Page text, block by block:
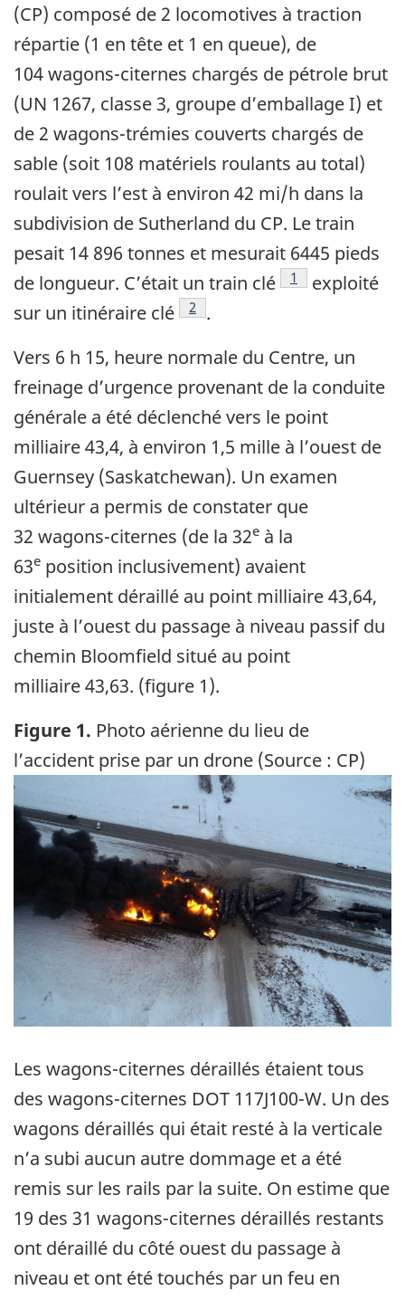
(CP) composé de 2 locomotives à traction
répartie (1 en tête et 1 en queue), de
104 wagons-citernes chargés de pétrole brut
(UN 1267, classe 3, groupe d’emballage I) et
de 2 wagons-trémies couverts chargés de
sable (soit 108 matériels roulants au total)
roulait vers l’est à environ 42 mi/h dans la
subdivision de Sutherland du CP. Le train
pesait 14 896 tonnes et mesurait 6445 pieds
de longueur. C’était un train clé
Note de bas de
1
exploité
sur un itinéraire clé
Note de bas de page
2 .
Vers 6 h 15, heure normale du Centre, un
freinage d’urgence provenant de la conduite
générale a été déclenché vers le point
milliaire 43,4, à environ 1,5 mille à l’ouest de
Guernsey (Saskatchewan). Un examen
ultérieur a permis de constater que
32 wagons-citernes (de la 32e à la
63e position inclusivement) avaient
initialement déraillé au point milliaire 43,64,
juste à l’ouest du passage à niveau passif du
chemin Bloomfield situé au point
milliaire 43,63. (figure 1).
Figure 1. Photo aérienne du lieu de
l’accident prise par un drone (Source : CP)
Image
Les wagons-citernes déraillés étaient tous
des wagons-citernes DOT 117J100-W. Un des
wagons déraillés qui était resté à la verticale
n’a subi aucun autre dommage et a été
remis sur les rails par la suite. On estime que
19 des 31 wagons-citernes déraillés restants
ont déraillé du côté ouest du passage à
niveau et ont été touchés par un feu en